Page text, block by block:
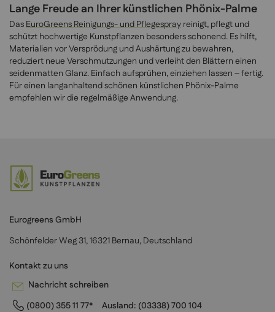
Lange Freude an Ihrer künstlichen Phönix-Palme
DasEuroGreens Reinigungs- und Pflegespray reinigt, pflegt und
schützt hochwertige Kunstpflanzen besonders schonend. Es hilft,
Materialien vor Versprödung und Aushärtung zu bewahren,
reduziert neue Verschmutzungen und verleiht den Blättern einen
seidenmatten Glanz. Einfach aufsprühen, einziehen lassen – fertig.
Für einen langanhaltend schönen künstlichen Phönix-Palme
empfehlen wir die regelmäßige Anwendung.
Eurogreens GmbH
Schönfelder Weg 31, 16321 Bernau, Deutschland
Kontakt zu uns
Nachricht schreiben
(0800) 355 11 77*
Ausland: (03338) 700 104